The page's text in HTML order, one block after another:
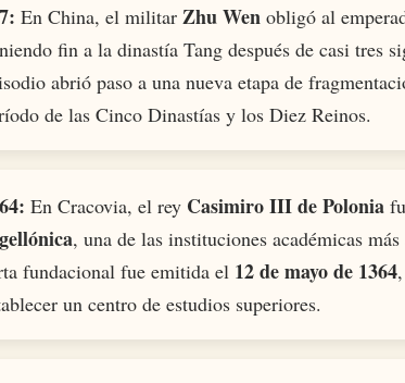
En China, el militar Zhu Wenobligó al
fin a la dinastía Tang después de casi tres
abrió paso a una nueva etapa de
de las Cinco Dinastías y los Diez Reinos.
En Cracovia, el rey Casimiro III de Polonia
, una de las instituciones académicas
fundacional fue emitida el 12 de mayo de 1364
un centro de estudios superiores.